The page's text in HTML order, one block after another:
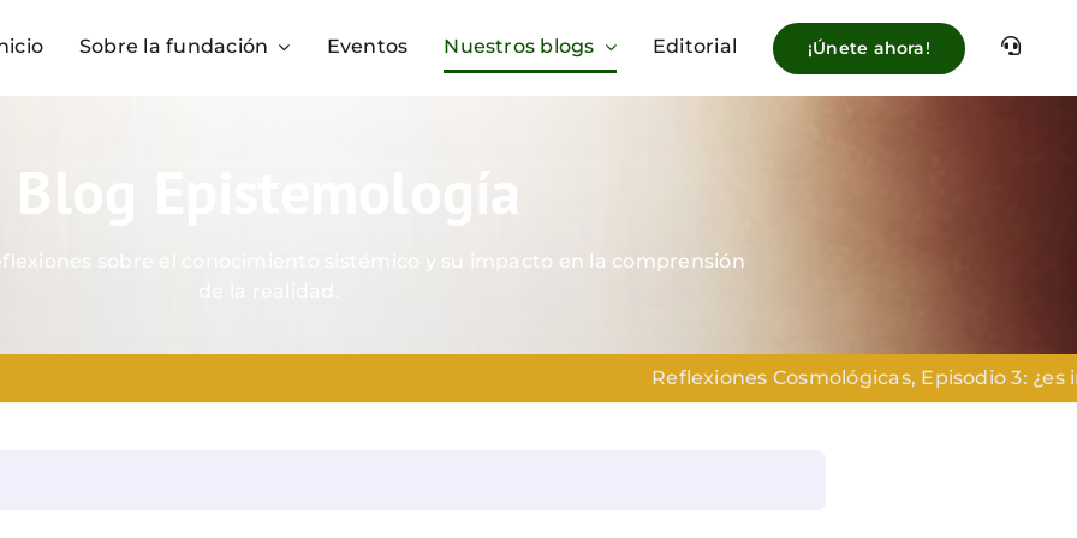
Sobre la fundación Eventos Nuestros blogs Editorial ¡Únete ahora!
Blog Epistemología
sobre el conocimiento sistémico y su impacto en la comprensión
Reflexiones Cosmológicas, Episodio 3: ¿es ingenua la